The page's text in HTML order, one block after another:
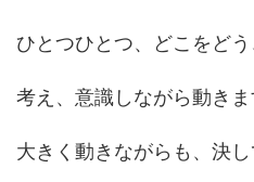
ひとつひとつ、どこをど
考え、意識しながら動きま
大きく動きながらも、決し